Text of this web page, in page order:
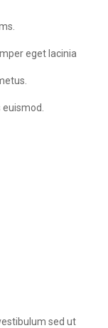
eget lacinia
sed ut